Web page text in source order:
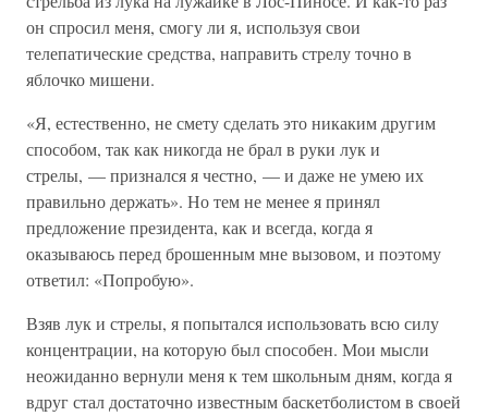
он спросил меня, смогу ли я, используя свои
телепатические средства, направить стрелу точно в
яблочко мишени.
«Я, естественно, не смету сделать это никаким другим
способом, так как никогда не брал в руки лук и
стрелы, — признался я честно, — и даже не умею их
правильно держать». Но тем не менее я принял
предложение президента, как и всегда, когда я
оказываюсь перед брошенным мне вызовом, и поэтому
ответил: «Попробую».
Взяв лук и стрелы, я попытался использовать всю силу
концентрации, на которую был способен. Мои мысли
неожиданно вернули меня к тем школьным дням, когда я
вдруг стал достаточно известным баскетболистом в своей